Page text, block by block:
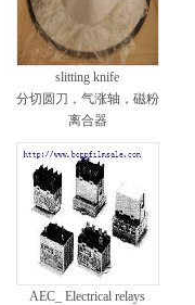
slitting knife
分切圆刀，气涨轴，磁粉
离合器
AEC_ Electrical relays